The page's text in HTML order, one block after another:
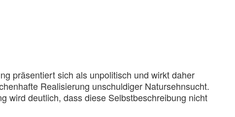
präsentiert sich als unpolitisch und wirkt daher
Realisierung unschuldiger Natursehnsucht.
wird deutlich, dass diese Selbstbeschreibung nicht